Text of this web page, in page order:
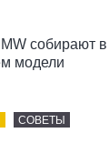
собирают в
модели
СОВЕТЫ